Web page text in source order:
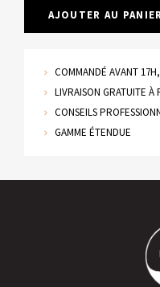
AJOUTER AU
COMMANDÉ AVANT
LIVRAISON GRATUITE À
CONSEILS
GAMME ÉTENDUE